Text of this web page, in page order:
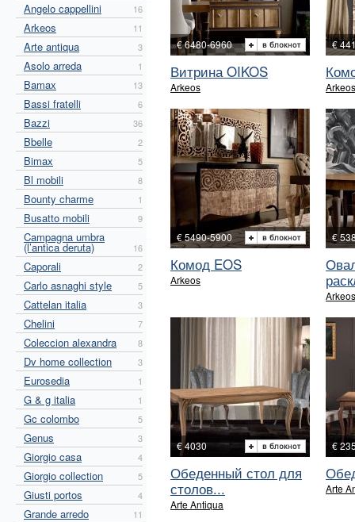
Angelo cappellini 16
Arkeos 11
Arte antiqua 3
Asolo arreda 1
Bamax 13
Bassi fratelli 6
Bazzi 36
Bbelle 2
Bimax 5
Bl mobili 8
Bounty charme 1
Busatto mobili 9
Campagna umbra
(l’antica deruta) 16
Caporali 2
Carlo asnaghi style 5
Cattelan italia 3
Chelini 7
Coleccion alexandra 8
Dv home collection 3
Eurosedia 1
G & g italia 1
Gc colombo 5
Genus 3
Giorgio casa 4
Giorgio collection 5
Giusti portos 4
Grande arredo 11
€ 6480-6960
Витрина OIKOS
Arkeos
€
Arkeos
€ 5490-5900
Комод EOS
Arkeos
€
Arkeos
€ 4030
Обеденный стол для
столов...
Arte Antiqua
€
Arte